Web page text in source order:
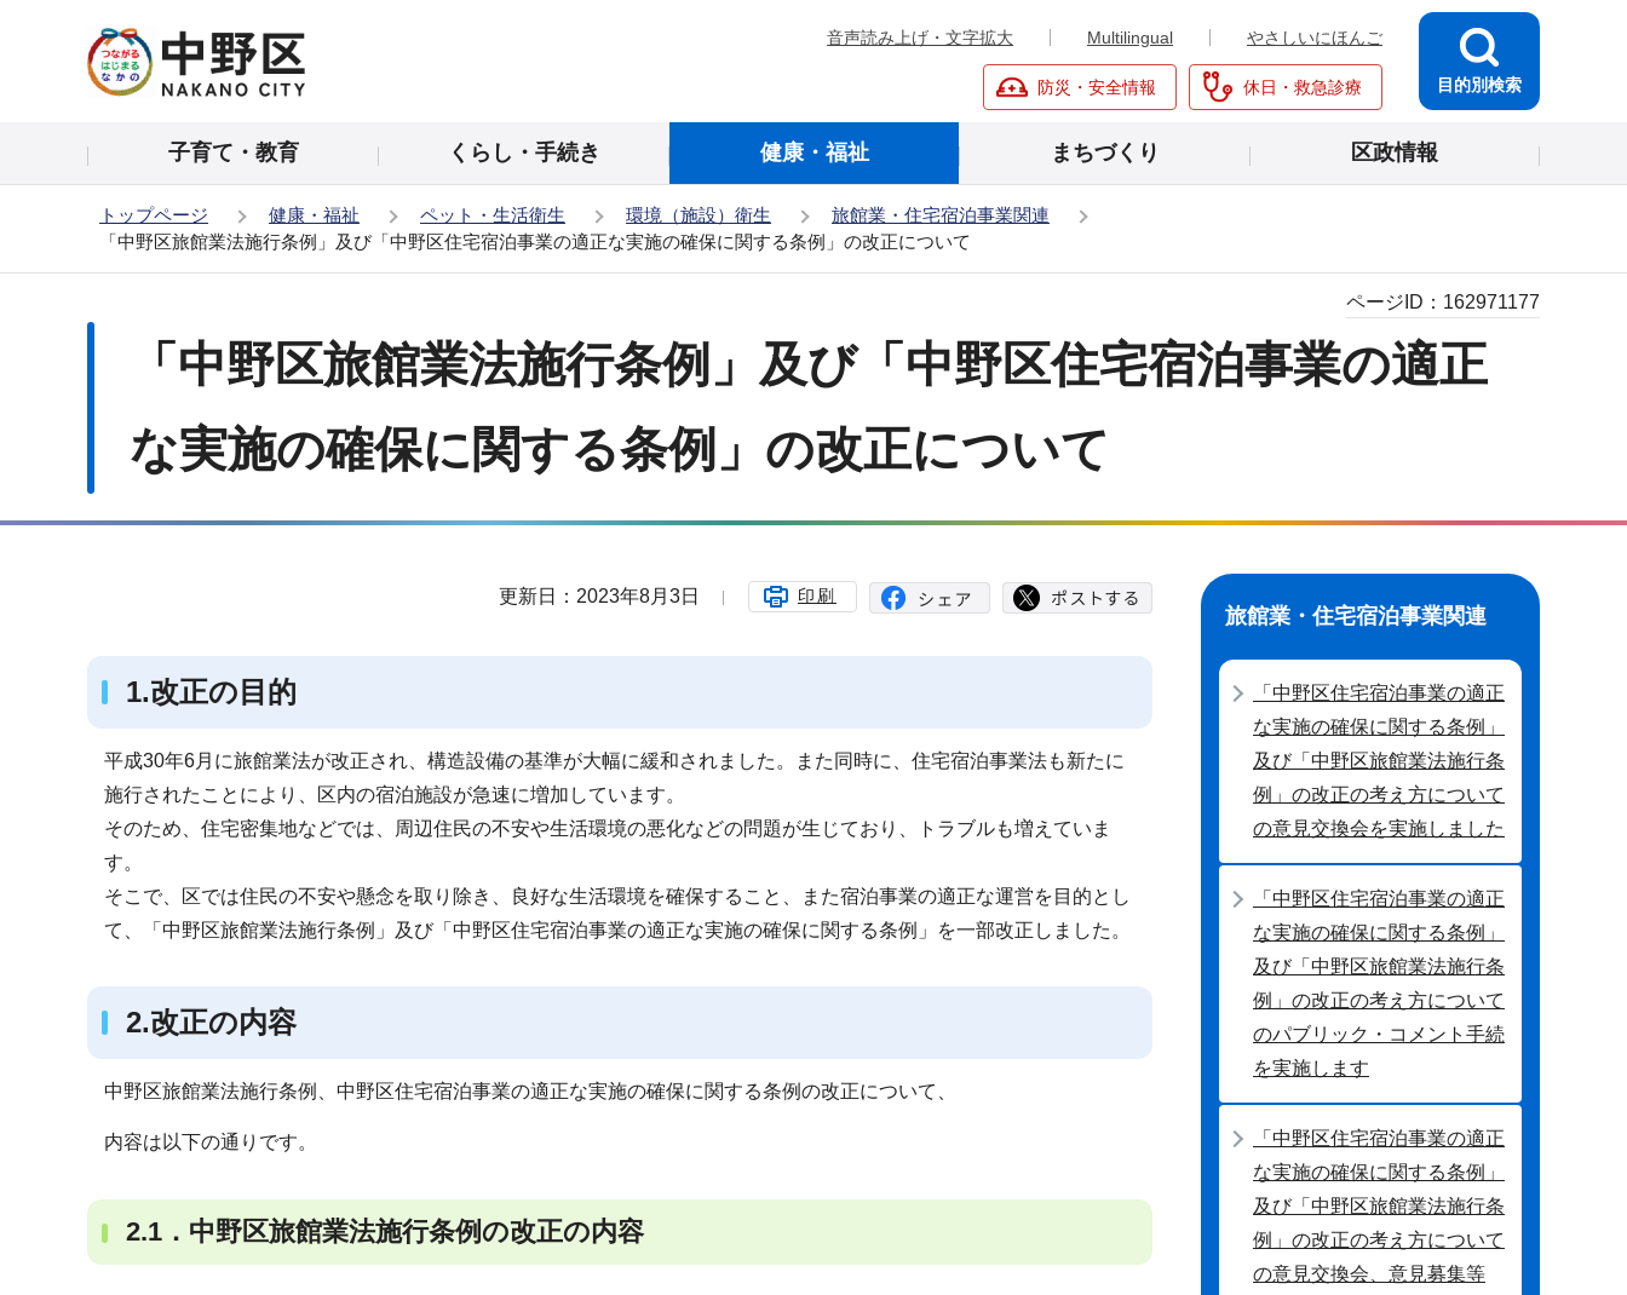
の
音声読み上げ・文字拡大 Multilingual やさしいにほんご
防災・安全情報 休日・救急診療 目的別検索
子育て・教育 くらし・手続き 健康・福祉 まちづくり 区政情報
トップページ 健康・福祉 ペット・生活衛生 環境（施設）衛生
旅館業・住宅宿泊事業関連
「中野区旅館業法施行条例」及び「中野区住宅宿泊事業の適正な実施の確保に関する条例」の改正について
「中野区旅館業法施行条例」及び「中野区住宅宿泊事業の適正
な実施の確保に関する条例」の改正について
ページID： 162971177
更新日：2023年8月3日 印刷
1.改正の目的
平成30年6月に旅館業法が改正され、構造設備の基準が大幅に緩和されました。また同時に、住宅宿泊事業法も新たに
施行されたことにより、区内の宿泊施設が急速に増加しています。
そのため、住宅密集地などでは、周辺住民の不安や生活環境の悪化などの問題が生じており、トラブルも増えていま
す。
そこで、区では住民の不安や懸念を取り除き、良好な生活環境を確保すること、また宿泊事業の適正な運営を目的とし
て、「中野区旅館業法施行条例」及び「中野区住宅宿泊事業の適正な実施の確保に関する条例」を一部改正しました。
2.改正の内容
中野区旅館業法施行条例、中野区住宅宿泊事業の適正な実施の確保に関する条例の改正について、
内容は以下の通りです。
2.1．中野区旅館業法施行条例の改正の内容
ー
シ
ョ
ン
こ
こ
旅館業・住宅宿泊事業関連
「中野区住宅宿泊事業の適正
な実施の確保に関する条例」
及び「中野区旅館業法施行条
例」の改正の考え方について
の意見交換会を実施しました
「中野区住宅宿泊事業の適正
な実施の確保に関する条例」
及び「中野区旅館業法施行条
例」の改正の考え方について
のパブリック・コメント手続
を実施します
「中野区住宅宿泊事業の適正
な実施の確保に関する条例」
及び「中野区旅館業法施行条
例」の改正の考え方について
の意見交換会、意見募集等